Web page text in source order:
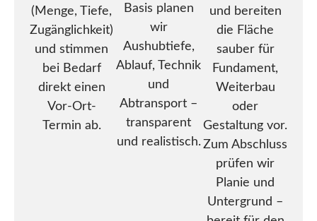
(Menge, Tiefe,
Zugänglichkeit)
und stimmen
bei Bedarf
direkt einen
Vor-Ort-
Termin ab.
Basis planen
wir
Aushubtiefe,
Ablauf, Technik
und
Abtransport –
transparent
und realistisch.
und bereiten
die Fläche
sauber für
Fundament,
Weiterbau
oder
Gestaltung vor.
Zum Abschluss
prüfen wir
Planie und
Untergrund –